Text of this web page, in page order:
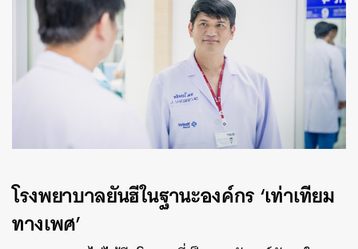
โรงพยาบาลยันฮีในฐานะองค์กร ‘เท่าเทียม
ทางเพศ’